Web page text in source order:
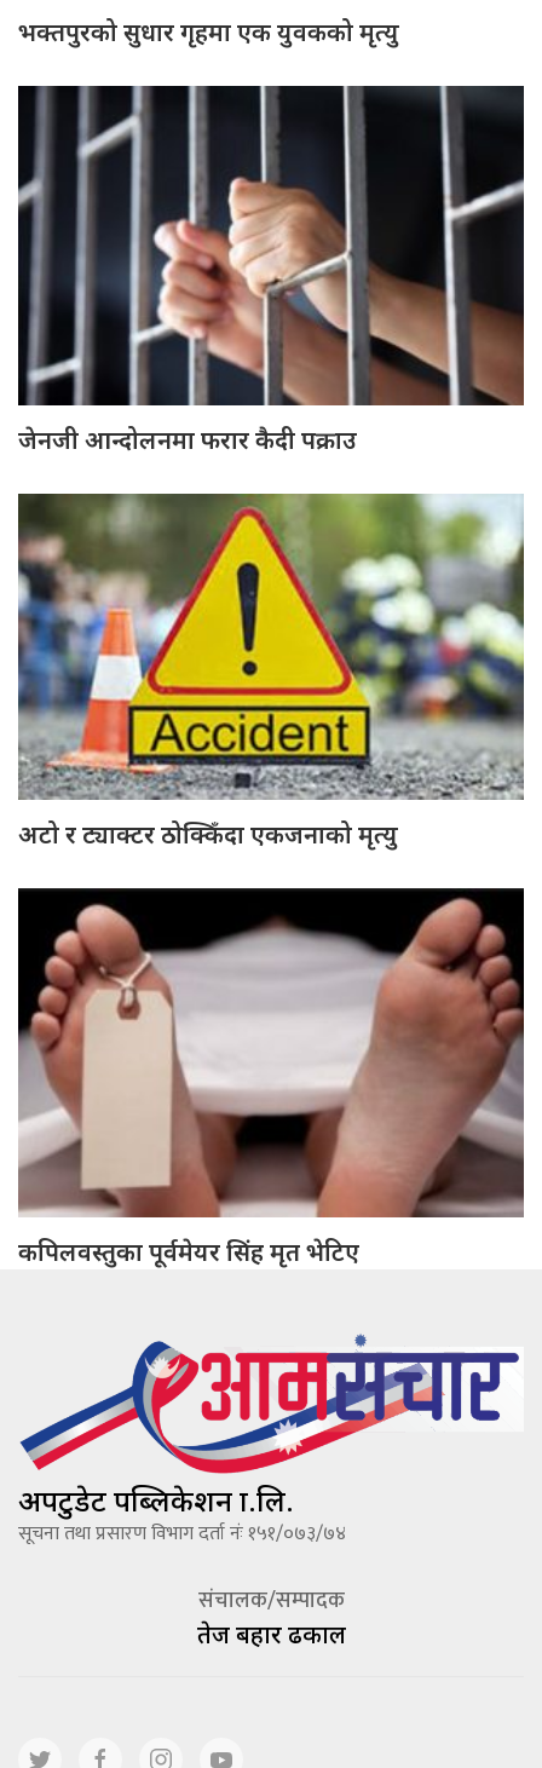
भक्तपुरको सुधार गृहमा एक युवकको मृत्यु
जेनजी आन्दोलनमा फरार कैदी पक्राउ
अटो र ट्याक्टर ठोक्किँदा एकजनाको मृत्यु
कपिलवस्तुका पूर्वमेयर सिंह मृत भेटिए
अपटुडेट पब्लिकेशन प्रा.लि.
सूचना तथा प्रसारण विभाग दर्ता नंः १५१/०७३/७४
संचालक/सम्पादक
तेज बहादूर ढकाल